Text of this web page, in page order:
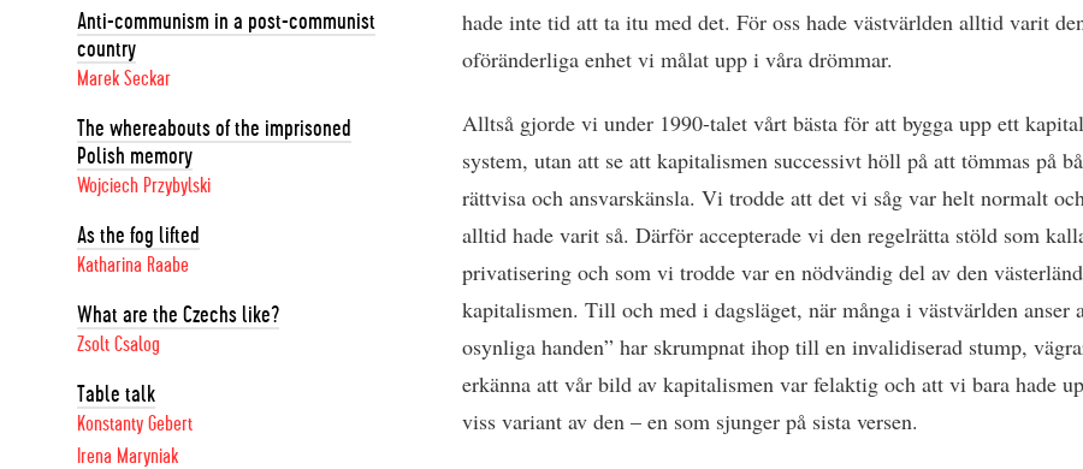
hade inte tid att ta itu med det. För oss hade västvärlden alltid varit
oföränderliga enhet vi målat upp i våra drömmar.
Alltså gjorde vi under 1990-talet vårt bästa för att bygga upp ett
system, utan att se att kapitalismen successivt höll på att tömmas på
rättvisa och ansvarskänsla. Vi trodde att det vi såg var helt normalt
alltid hade varit så. Därför accepterade vi den regelrätta stöld som
privatisering och som vi trodde var en nödvändig del av den
kapitalismen. Till och med i dagsläget, när många i västvärlden anser
osynliga handen” har skrumpnat ihop till en invalidiserad stump,
erkänna att vår bild av kapitalismen var felaktig och att vi bara hade
viss variant av den – en som sjunger på sista versen.
Anti-communism in a post-communist
country
Marek Seckar
The whereabouts of the imprisoned
Polish memory
Wojciech Przybylski
As the fog lifted
Katharina Raabe
What are the Czechs like?
Zsolt Csalog
Table talk
Konstanty Gebert
Irena Maryniak